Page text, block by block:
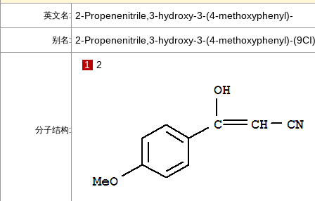
英文名: 2-Propenenitrile,3-hydroxy-3-(4-methoxyphenyl)-
别名: 2-Propenenitrile,3-hydroxy-3-(4-methoxyphenyl)-(9CI)
分子结构:
1 2